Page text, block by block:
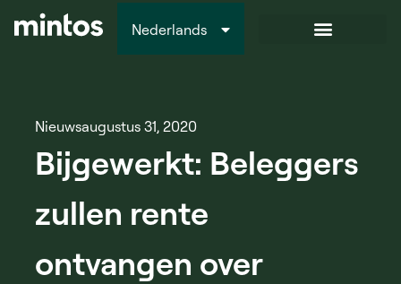
Nederlands
Italiano
Nieuwsaugustus 31, 2020
Bijgewerkt: Beleggers
zullen rente
ontvangen over